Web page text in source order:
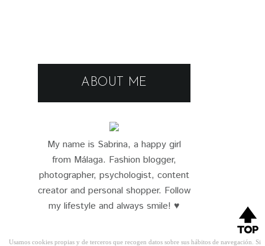
ABOUT ME
My name is Sabrina, a happy girl
from Málaga. Fashion blogger,
photographer, psychologist, content
creator and personal shopper. Follow
my lifestyle and always smile! ♥
Usamos cookies propias y de terceros que recogen datos sobre sus hábitos de navegación. Si